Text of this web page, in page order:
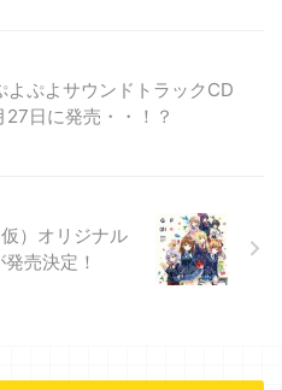
よぷよサウンドトラックCD
27日に発売・・！？
）オリジナル
売決定！